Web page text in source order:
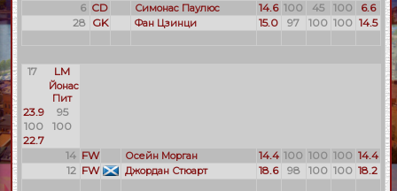
6 CD Симонас Паулюс 14.6 100 45 100
6.6
28 GK Фан Цзинци 15.0 97 100 100 14.5
17 LM
Йонас
Пит
23.9
95
100
100
22.7
14 FW Осейн Морган 14.4 100 100 100 14.4
12 FW Джордан Стюарт 18.6 98 100 100 18.2